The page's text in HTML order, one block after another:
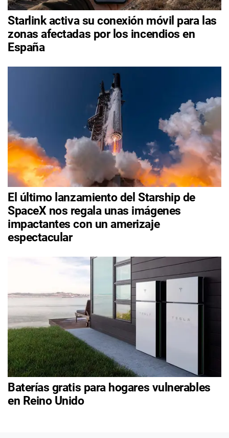
Starlink activa su conexión móvil para las
zonas afectadas por los incendios en
España
El último lanzamiento del Starship de
SpaceX nos regala unas imágenes
impactantes con un amerizaje
espectacular
Baterías gratis para hogares vulnerables
en Reino Unido